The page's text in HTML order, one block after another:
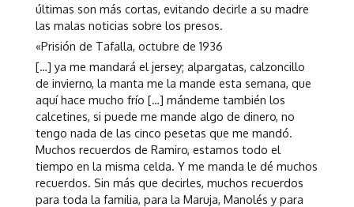
últimas son más cortas, evitando decirle a su madre
las malas noticias sobre los presos.
«Prisión de Tafalla, octubre de 1936
[…] ya me mandará el jersey; alpargatas, calzoncillo
de invierno, la manta me la mande esta semana, que
aquí hace mucho frío […] mándeme también los
calcetines, si puede me mande algo de dinero, no
tengo nada de las cinco pesetas que me mandó.
Muchos recuerdos de Ramiro, estamos todo el
tiempo en la misma celda. Y me manda le dé muchos
recuerdos. Sin más que decirles, muchos recuerdos
para toda la familia, para la Maruja, Manolés y para